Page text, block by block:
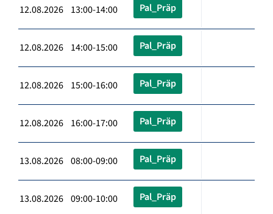
12.08.2026 13:00-14:00 Pal_Präp
12.08.2026 14:00-15:00 Pal_Präp
12.08.2026 15:00-16:00 Pal_Präp
12.08.2026 16:00-17:00 Pal_Präp
13.08.2026 08:00-09:00 Pal_Präp
13.08.2026 09:00-10:00 Pal_Präp